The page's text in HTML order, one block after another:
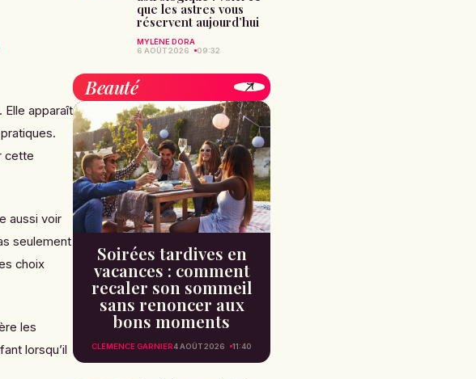
Elle apparaît
cette
aussi voir
seulement
choix
les
lorsqu’il
que les astres vous
réservent aujourd’hui
MYLÈNE DORA
6 AOÛT 2026
09:32
Beauté
Soirées tardives en
vacances : comment
recaler son sommeil
sans renoncer aux
bons moments
CLÉMENCE GARNIER4 AOÛT 2026 11:40